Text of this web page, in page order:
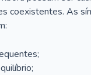
coexistentes. As